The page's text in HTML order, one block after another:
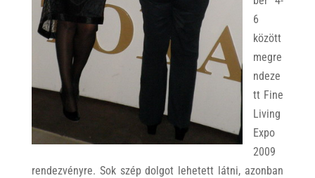
6
között
megre
ndeze
tt Fine
Living
Expo
2009
rendezvényre. Sok szép dolgot lehetett látni, azonban